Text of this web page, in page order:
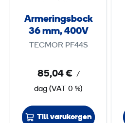
3
0g
c
k
3
6
Armeringsbock
36 mm, 400V
TECMOR PF44S
85,04 € /
dag (VAT 0 %)
Till varukorgen